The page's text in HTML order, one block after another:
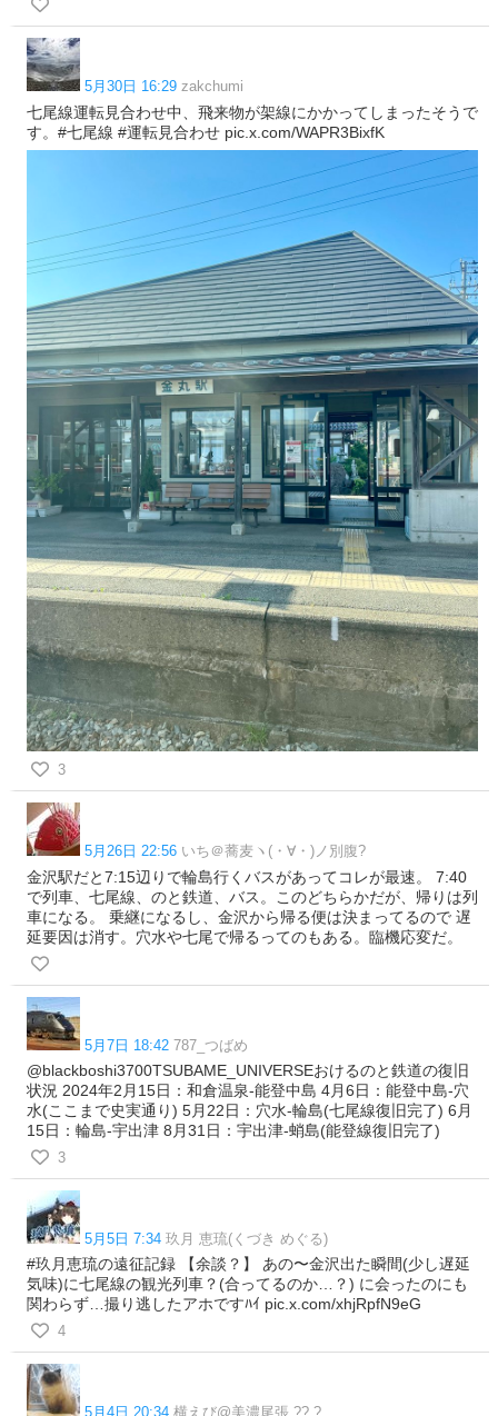
5月30日 16:29 zakchumi
七尾線運転見合わせ中、飛来物が架線にかかってしまったそうで
す。#七尾線 #運転見合わせ pic.x.com/WAPR3BixfK
3
5月26日 22:56 いち＠蕎麦ヽ(・∀・)ノ別腹?
金沢駅だと7:15辺りで輪島行くバスがあってコレが最速。 7:40
で列車、七尾線、のと鉄道、バス。このどちらかだが、帰りは列
車になる。 乗継になるし、金沢から帰る便は決まってるので 遅
延要因は消す。穴水や七尾で帰るってのもある。臨機応変だ。
5月7日 18:42 787_つばめ
@blackboshi3700TSUBAME_UNIVERSEおけるのと鉄道の復旧
状況 2024年2月15日：和倉温泉-能登中島 4月6日：能登中島-穴
水(ここまで史実通り) 5月22日：穴水-輪島(七尾線復旧完了) 6月
15日：輪島-宇出津 8月31日：宇出津-蛸島(能登線復旧完了)
3
5月5日 7:34 玖月 恵琉(くづき めぐる)
#玖月恵琉の遠征記録 【余談？】 あの〜金沢出た瞬間(少し遅延
気味)に七尾線の観光列車？(合ってるのか…？) に会ったのにも
関わらず…撮り逃したアホですﾊｲ pic.x.com/xhjRpfN9eG
4
5月4日 20:34 横えび@美濃尾張 ?? ?